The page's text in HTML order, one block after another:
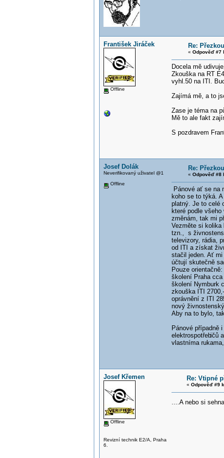
František Jiráček
Offline
Re:
« Odpověď #7
Docela mě
Zkouška na RT
vyhl.50 na ITI.
Zajímá mě, a to
Zase je téma na
Mě to ale fakt
S pozdravem
Josef Dolák
Neverifikovaný uživatel @1
Offline
Re:
« Odpověď #8
Pánové ať se na
koho se to týká.
platný. Je to celé
které podle
změnám, tak mi
Vezměte si kolika
tzn., s
televizory, rádia,
od ITI a získat
stačil jeden. Ať
účtují skutečně
Pouze orientačně:
školení Praha cca
školení Nymburk
zkouška ITI
oprávnění z ITI
nový
Aby na to bylo,
Pánové případně
elektrospotřebičů
vlastníma
Josef Křemen
Offline
Revizní technik E2/A, Praha
6.
Re: Vtipné
« Odpověď #9
....A nebo si